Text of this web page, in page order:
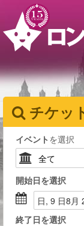
チケッ
イベント を選択
開始日を選択
日, 9 日8
終了日を選択